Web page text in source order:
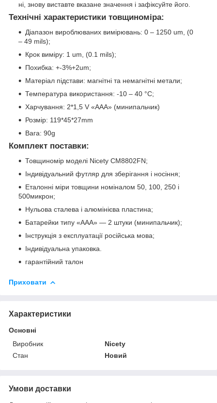
ні, знову виставте вказане значення і зафіксуйте його.
Технічні характеристики товщиноміра:
Діапазон вироблюваних вимірювань: 0 – 1250 um, (0
– 49 mils);
Крок виміру: 1 um, (0.1 mils);
Похибка: +-3%+2um;
Матеріал підстави: магнітні та немагнітні метали;
Температура використання: -10 – 40 °С;
Харчування: 2*1,5 V «ААА» (минипальчик)
Розмір: 119*45*27mm
Вага: 90g
Комплект поставки:
Товщиномір моделі Nicety CM8802FN;
Індивідуальний футляр для зберігання і носіння;
Еталонні міри товщини номіналом 50, 100, 250 і
500микрон;
Нульова сталева і алюмінієва пластина;
Батарейки типу «ААА» — 2 штуки (минипальчик);
Інструкція з експлуатації російська мова;
Індивідуальна упаковка.
гарантійний талон
Приховати
Характеристики
Основні
Виробник
Nicety
Стан
Новий
Умови доставки